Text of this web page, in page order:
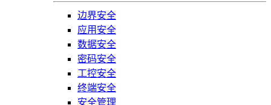
边界安全
应用安全
数据安全
密码安全
工控安全
终端安全
安全管理